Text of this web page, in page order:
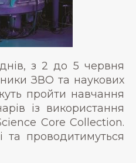
з 2 до 5 червня
ЗВО та наукових
пройти навчання
із використання
Core Collection.
та проводитимуться